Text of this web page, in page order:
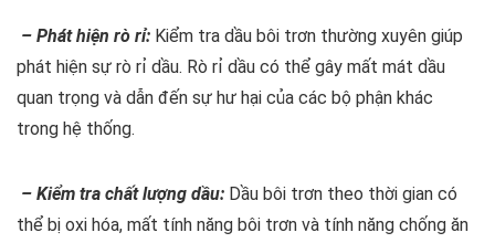
– Phát hiện rò rỉ: Kiểm tra dầu bôi trơn thường xuyên giúp
phát hiện sự rò rỉ dầu. Rò rỉ dầu có thể gây mất mát dầu
quan trọng và dẫn đến sự hư hại của các bộ phận khác
trong hệ thống.
– Kiểm tra chất lượng dầu: Dầu bôi trơn theo thời gian có
thể bị oxi hóa, mất tính năng bôi trơn và tính năng chống ăn